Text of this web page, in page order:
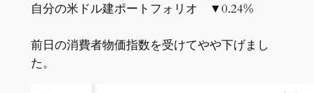
自分の米ドル建ポートフォリオ ▼0.24%
前日の消費者物価指数を受けてやや下げまし
た。